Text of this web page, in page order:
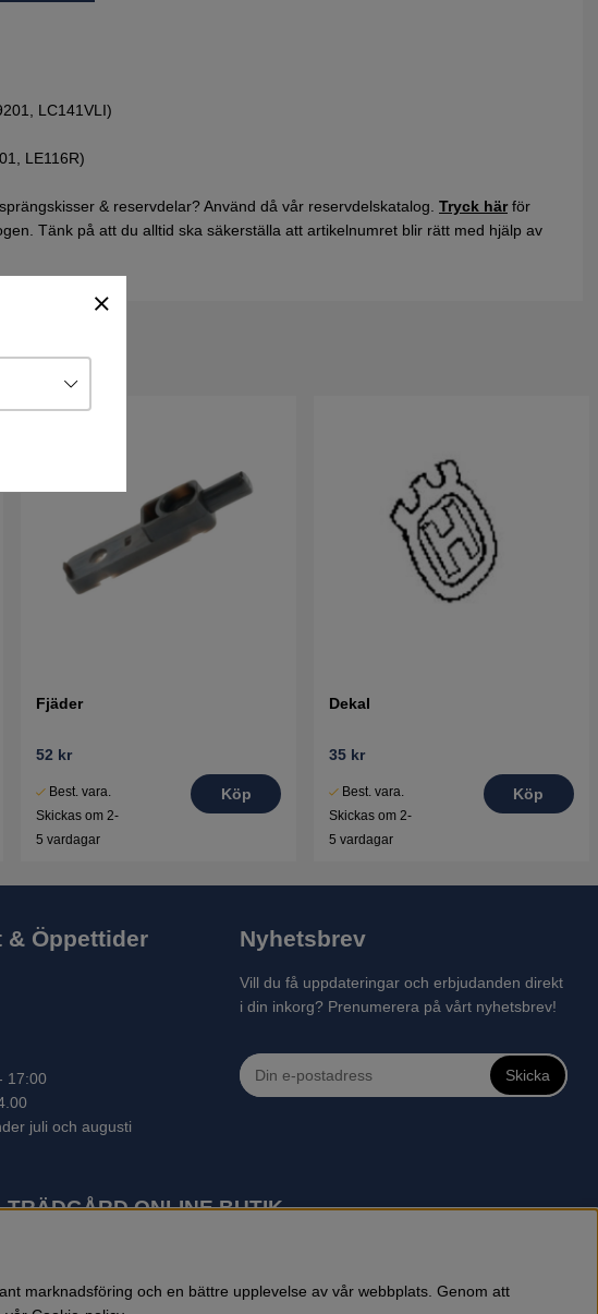
LC141VLI)
LE116R)
& reservdelar? Använd då vår reservdelskatalog. Tryck härför
Tänk på att du alltid ska säkerställa att artikelnumret blir rätt med hjälp av
Fjäder
52 kr
Best. vara.
Skickas om 2-
5 vardagar
Köp
Dekal
35 kr
Best. vara.
Skickas om 2-
5 vardagar
Köp
& Öppettider
17:00
juli och augusti
Nyhetsbrev
Vill du få uppdateringar och erbjudanden direkt
i din inkorg? Prenumerera på vårt nyhetsbrev!
Skicka
ONLINE BUTIK
finns bl.a. robotgräsklippare, motorsågar, röjsågar, trimmers, riders,
marknadsföring och en bättre upplevelse av vår webbplats. Genom att